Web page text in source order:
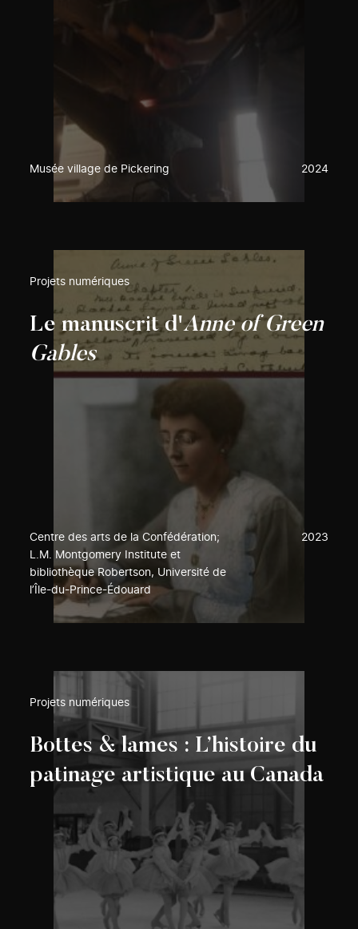
Musée village de Pickering 2024
Projets numériques
Le manuscrit d'Anne of Green
Gables
Centre des arts de la Confédération;
L.M. Montgomery Institute et
bibliothèque Robertson, Université de
l’Île-du-Prince-Édouard
2023
Projets numériques
Bottes & lames : L’histoire du
patinage artistique au Canada